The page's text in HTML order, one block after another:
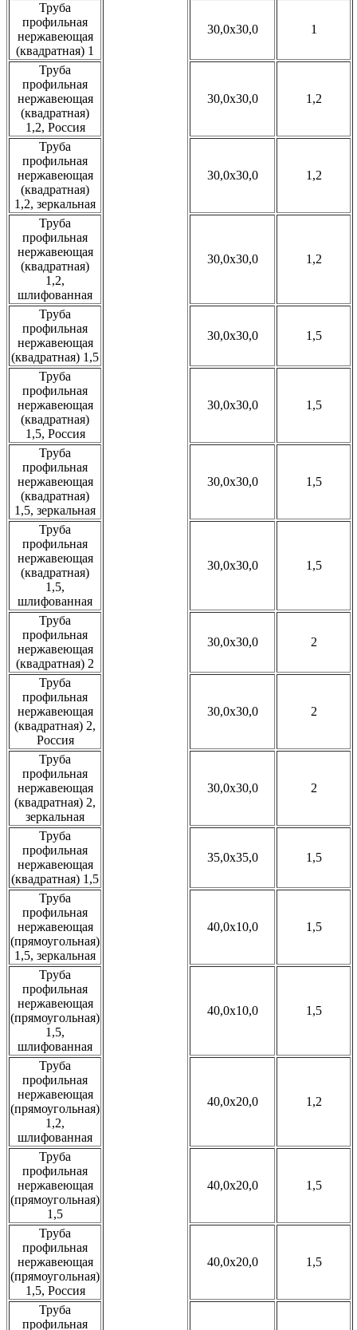
Труба
профильная
нержавеющая
(квадратная) 1
30,0x30,0 1
Труба
профильная
нержавеющая
(квадратная)
1,2, Россия
30,0x30,0 1,2
Труба
профильная
нержавеющая
(квадратная)
1,2, зеркальная
30,0x30,0 1,2
Труба
профильная
нержавеющая
(квадратная)
1,2,
шлифованная
30,0x30,0 1,2
Труба
профильная
нержавеющая
(квадратная) 1,5
30,0x30,0 1,5
Труба
профильная
нержавеющая
(квадратная)
1,5, Россия
30,0x30,0 1,5
Труба
профильная
нержавеющая
(квадратная)
1,5, зеркальная
30,0x30,0 1,5
Труба
профильная
нержавеющая
(квадратная)
1,5,
шлифованная
30,0x30,0 1,5
Труба
профильная
нержавеющая
(квадратная) 2
30,0x30,0 2
Труба
профильная
нержавеющая
(квадратная) 2,
Россия
30,0x30,0 2
Труба
профильная
нержавеющая
(квадратная) 2,
зеркальная
30,0x30,0 2
Труба
профильная
нержавеющая
(квадратная) 1,5
35,0x35,0 1,5
Труба
профильная
нержавеющая
(прямоугольная)
1,5, зеркальная
40,0x10,0 1,5
Труба
профильная
нержавеющая
(прямоугольная)
1,5,
шлифованная
40,0x10,0 1,5
Труба
профильная
нержавеющая
(прямоугольная)
1,2,
шлифованная
40,0x20,0 1,2
Труба
профильная
нержавеющая
(прямоугольная)
1,5
40,0x20,0 1,5
Труба
профильная
нержавеющая
(прямоугольная)
1,5, Россия
40,0x20,0 1,5
Труба
профильная